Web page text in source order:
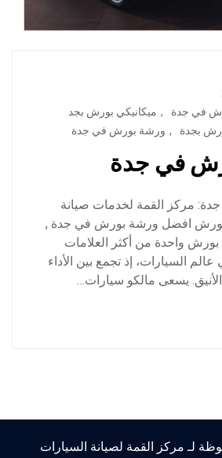
في جدة
, ميكانيكي بورش بجد
بجدة , ورشة بورش في جدة
في جدة
مركز القمة لخدمات صيانة
بورش افضل ورشة بورش في جدة ,
واحدة من أكثر العلامات
السيارات، إذ تجمع بين الأداء
الأنيق. يسعى مالكو سيارات…
لـ مركز القمة لصيانة السيارات